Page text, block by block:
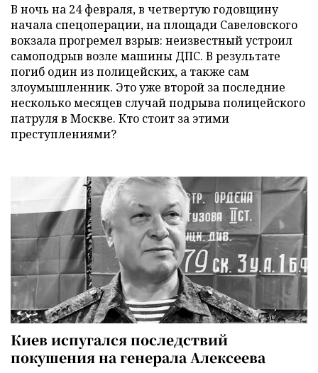
В ночь на 24 февраля, в четвертую годовщину
начала спецоперации, на площади Савеловского
вокзала прогремел взрыв: неизвестный устроил
самоподрыв возле машины ДПС. В результате
погиб один из полицейских, а также сам
злоумышленник. Это уже второй за последние
несколько месяцев случай подрыва полицейского
патруля в Москве. Кто стоит за этими
преступлениями?
Киев испугался последствий
покушения на генерала Алексеева